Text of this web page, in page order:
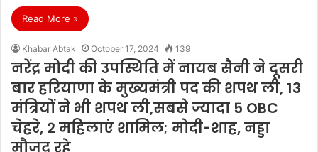
Read More »
Khabar Abtak October 17, 2024 139
नरेंद्र मोदी की उपस्थिति में नायब सैनी ने दूसरी
बार हरियाणा के मुख्यमंत्री पद की शपथ ली, 13
मंत्रियों ने भी शपथ ली,सबसे ज्यादा 5 OBC
चेहरे, 2 महिलाएं शामिल; मोदी-शाह, नड्डा
मौजूद रहे